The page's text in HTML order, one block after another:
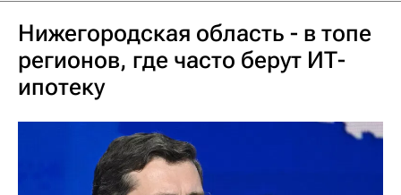
Нижегородская область - в топе
регионов, где часто берут ИТ-
ипотеку